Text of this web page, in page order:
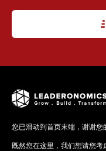
您已滑动到首页末端，谢谢您
既然您在这里，我们想请您考